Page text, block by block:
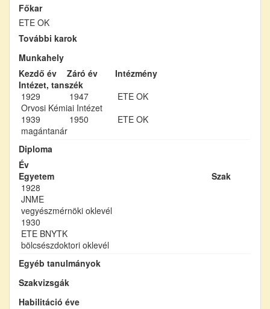
Főkar
ETE OK
További karok
Munkahely
Kezdő év
Záró év
Intézmény
Intézet, tanszék
1929
1947
ETE OK
Orvosi Kémiai Intézet
1939
1950
ETE OK
magántanár
Diploma
Év
Egyetem
Szak
1928
JNME
vegyészmérnöki oklevél
1930
ETE BNYTK
bölcsészdoktori oklevél
Egyéb tanulmányok
Szakvizsgák
Habilitáció éve